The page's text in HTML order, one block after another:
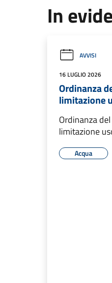
In
AVVISI
16 LUGLIO 2026
Ordinanza
limitazione
Ordinanza
limitazione
Acqua